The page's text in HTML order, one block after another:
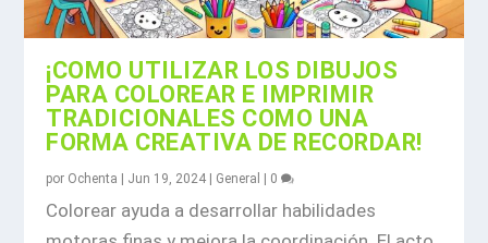
¡COMO UTILIZAR LOS DIBUJOS
PARA COLOREAR E IMPRIMIR
TRADICIONALES COMO UNA
FORMA CREATIVA DE RECORDAR!
por Ochenta Jun 19, 2024 General 0
Colorear ayuda a desarrollar habilidades